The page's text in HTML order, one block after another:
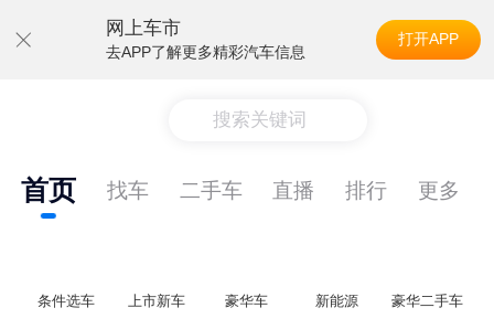
网上车市
去APP了解更多精彩汽车信息
打开APP
搜索关键词
首页 找车 二手车 直播 排行 更多
条件选车 上市新车 豪华车 新能源 豪华二手车